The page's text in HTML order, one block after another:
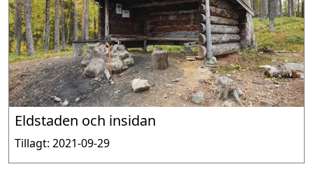
Eldstaden och insidan
Tillagt: 2021-09-29